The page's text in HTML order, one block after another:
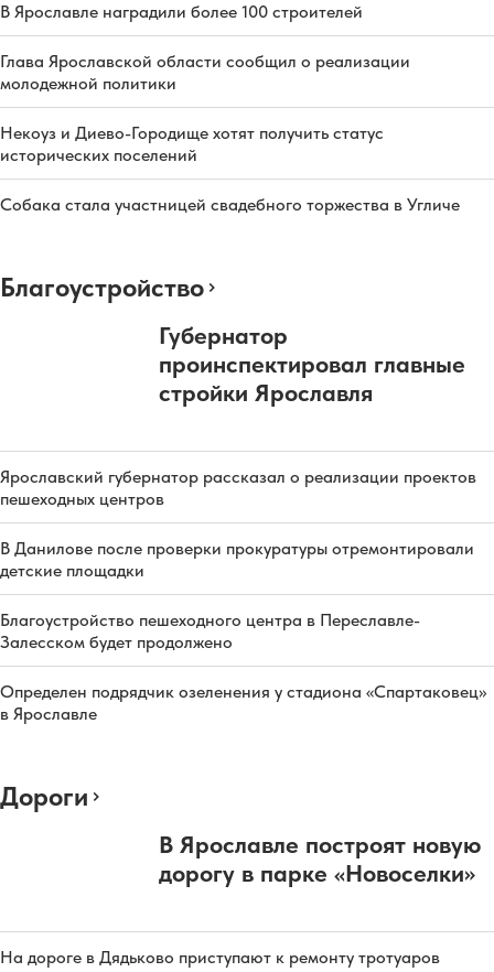
В Ярославле наградили более 100 строителей
Глава Ярославской области сообщил о реализации
молодежной политики
Некоуз и Диево-Городище хотят получить статус
исторических поселений
Собака стала участницей свадебного торжества в Угличе
Благоустройство
Губернатор
проинспектировал главные
стройки Ярославля
Ярославский губернатор рассказал о реализации проектов
пешеходных центров
В Данилове после проверки прокуратуры отремонтировали
детские площадки
Благоустройство пешеходного центра в Переславле-
Залесском будет продолжено
Определен подрядчик озеленения у стадиона «Спартаковец»
в Ярославле
Дороги
В Ярославле построят новую
дорогу в парке «Новоселки»
На дороге в Дядьково приступают к ремонту тротуаров